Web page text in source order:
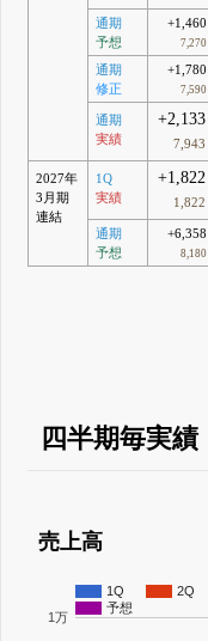
通期
予想
+1,460
7,270
通期
修正
+1,780
7,590
通期
実績
+2,133
7,943
2027年
3月期
連結
1Q
実績
+1,822
1,822
通期
予想
+6,358
8,180
四半期毎実績
売上高
1Q 2Q
予想
1万